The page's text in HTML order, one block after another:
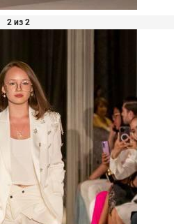
2 из 2